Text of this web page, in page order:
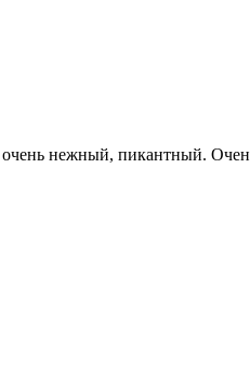
нежный, пикантный.